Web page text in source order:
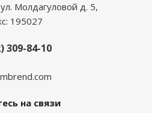
Молдагуловой д. 5,
195027
309-84-10
на связи